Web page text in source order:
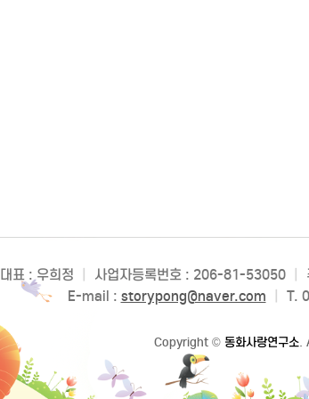
대표 : 우희정 사업자등록번호 : 206-81-53050
E-mail : storypong@naver.com T.
Copyright © 동화사랑연구소.